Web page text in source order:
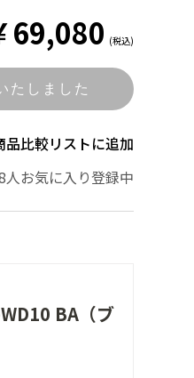
69,080 (税込)
たしました
品比較リストに追加
人お気に入り登録中
BA（ブ